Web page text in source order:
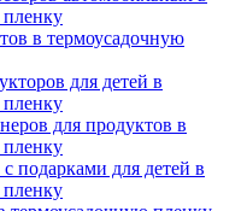
в термоусадочную
для детей в
для продуктов в
подарками для детей в